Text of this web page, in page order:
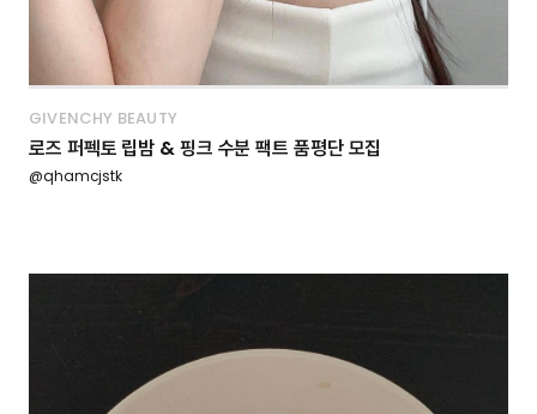
GIVENCHY BEAUTY
로즈 퍼펙토 립밤 & 핑크 수분 팩트 품평단 모집
@qhamcjstk